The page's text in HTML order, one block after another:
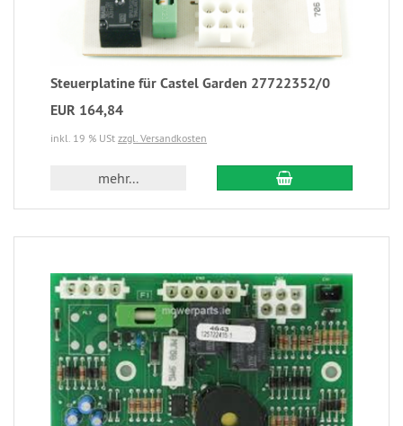
Steuerplatine für Castel Garden 27722352/0
EUR 164,84
inkl. 19 % USt zzgl. Versandkosten
mehr...